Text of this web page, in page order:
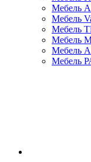
Мебель
Мебель
Мебель
Мебель
Мебель
Мебель